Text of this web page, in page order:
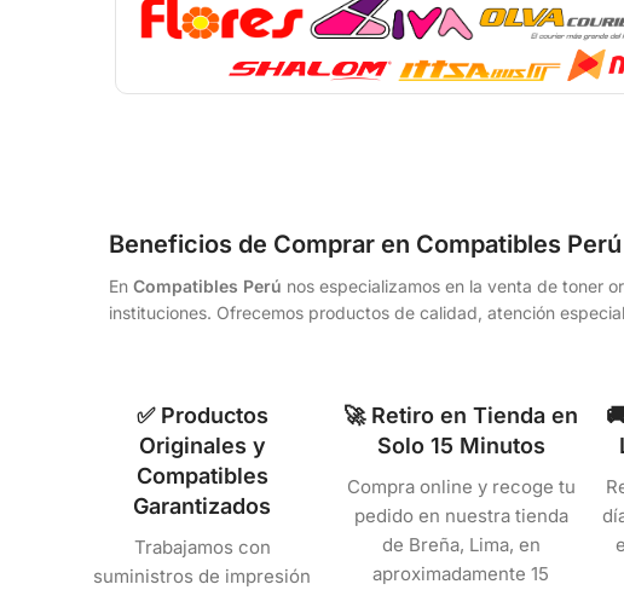
Beneficios de Comprar en Compatibles Perú
En Compatibles Perú nos especializamos en la venta de toner
instituciones. Ofrecemos productos de calidad, atención
✅ Productos
Originales y
Compatibles
Garantizados
Trabajamos con
suministros de impresión
🚀 Retiro en Tienda en
Solo 15 Minutos
Compra online y recoge tu
pedido en nuestra tienda
de Breña, Lima, en
aproximadamente 15